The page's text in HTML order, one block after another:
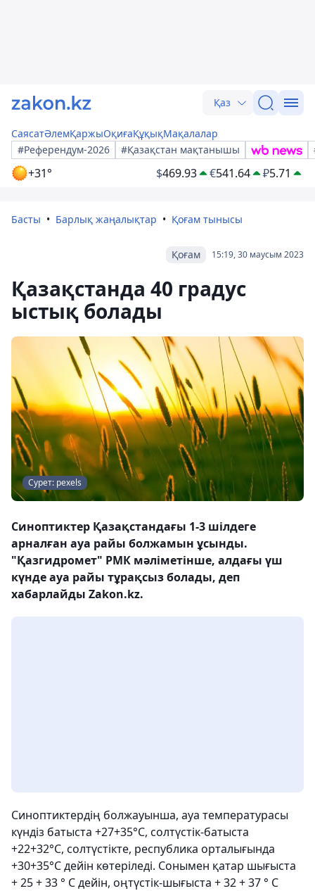
Қаз
СаясатӘлемҚаржыОқиғаҚұқықМақалалар
#Референдум-2026
#Қазақстан мақтанышы
+31° $469.93 €541.64 ₽5.71
Басты Барлық жаңалықтар Қоғам тынысы
15:19, 30 маусым 2023
Қоғам
Қазақстанда 40 градус
ыстық болады
Сурет: pexels
Синоптиктер Қазақстандағы 1-3 шілдеге
арналған ауа райы болжамын ұсынды.
"Қазгидромет" РМК мәліметінше, алдағы үш
күнде ауа райы тұрақсыз болады, деп
хабарлайды Zakon.kz.
Синоптиктердің болжауынша, ауа температурасы
күндіз батыста +27+35°С, солтүстік-батыста
+22+32°С, солтүстікте, республика орталығында
+30+35°С дейін көтеріледі. Сонымен қатар шығыста
+ 25 + 33 ° C дейін, оңтүстік-шығыста + 32 + 37 ° C